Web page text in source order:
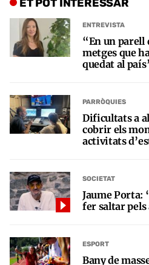
ET POT INTERESSAR
ENTREVISTA
“En un parell
metges que
quedat al
PARRÒQUIES
Dificultats a
cobrir els
activitats
SOCIETAT
Jaume Porta:
fer saltar
ESPORT
Bany de